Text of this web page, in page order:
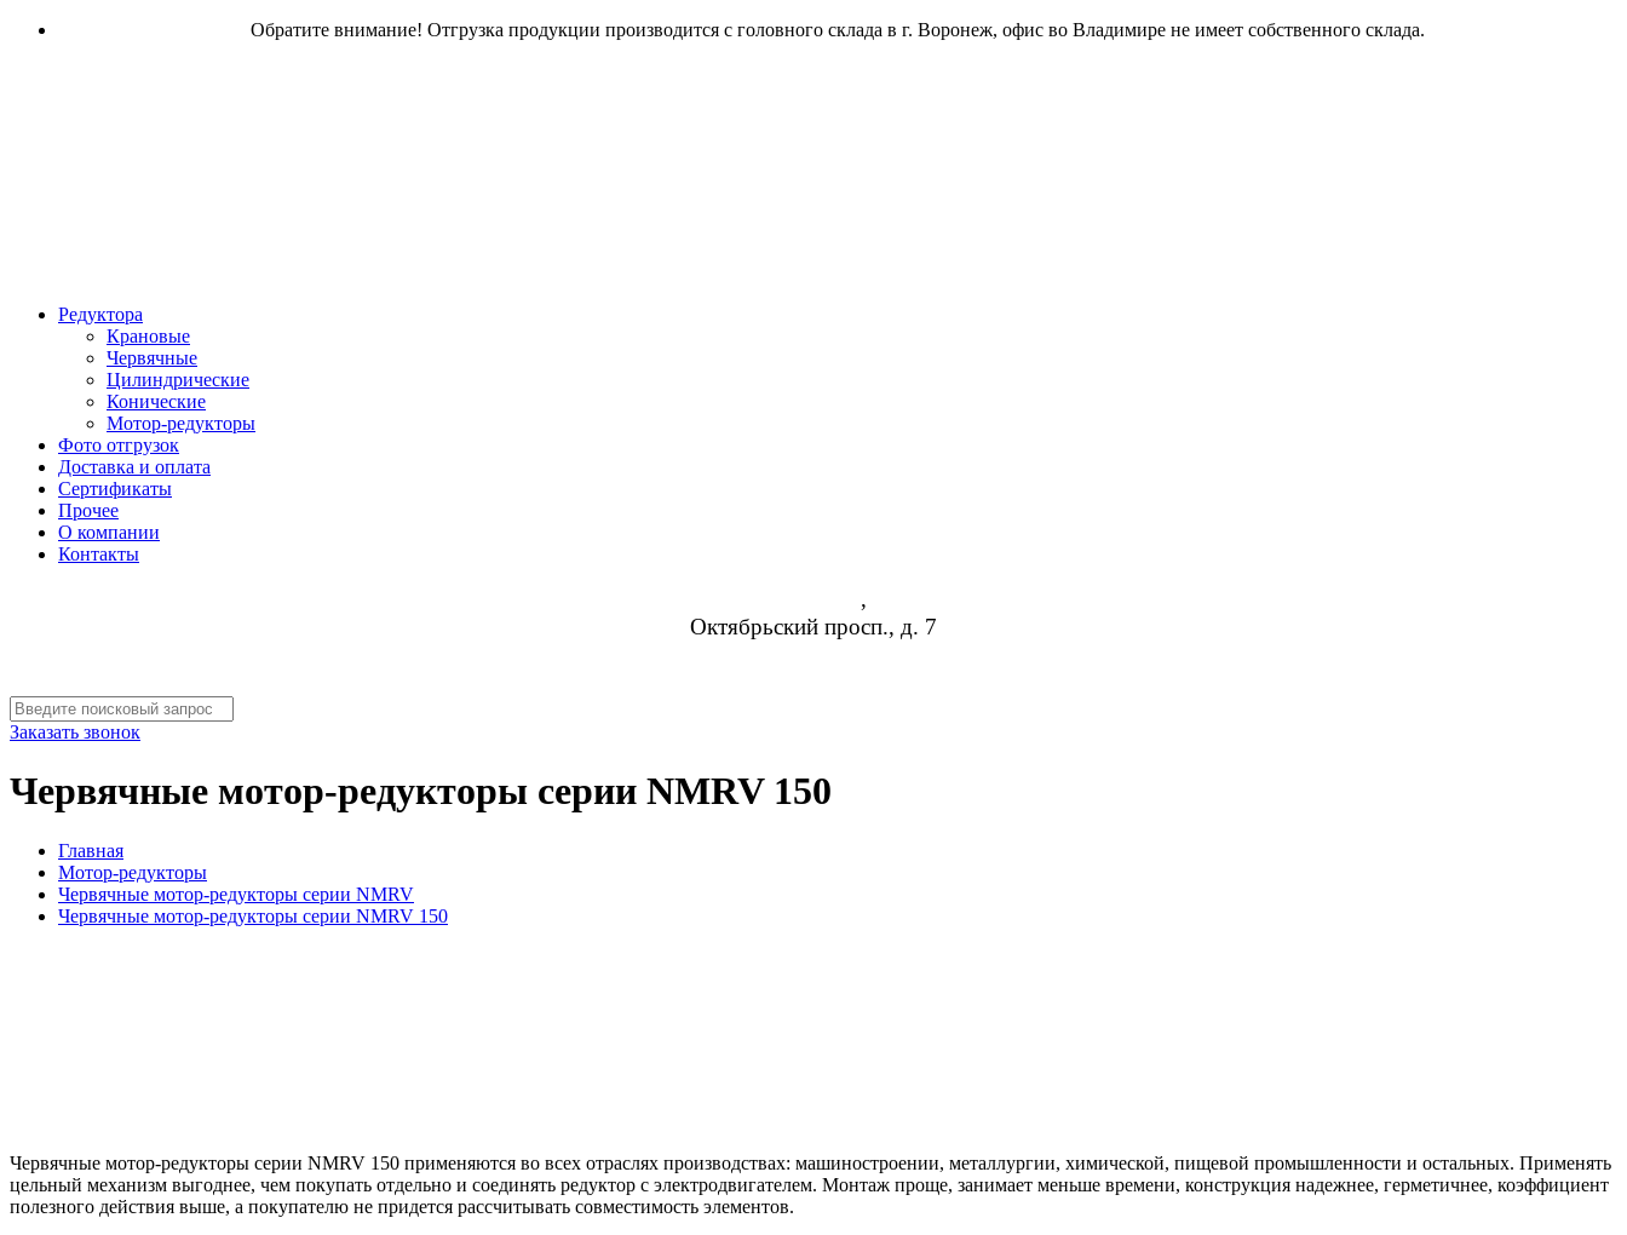
Обратите внимание! Отгрузка продукции производится с головного склада в г. Воронеж, офис во Владимире не имеет собственного склада.
Редуктора
Крановые
Червячные
Цилиндрические
Конические
Мотор-редукторы
Фото отгрузок
Доставка и оплата
Сертификаты
Прочее
О компании
Контакты
,
Октябрьский просп., д. 7
Заказать звонок
Червячные мотор-редукторы серии NMRV 150
Главная
Мотор-редукторы
Червячные мотор-редукторы серии NMRV
Червячные мотор-редукторы серии NMRV 150
Червячные мотор-редукторы серии NMRV 150 применяются во всех отраслях производствах: машиностроении, металлургии, химической, пищевой промышленности и остальных. Применять
цельный механизм выгоднее, чем покупать отдельно и соединять редуктор с электродвигателем. Монтаж проще, занимает меньше времени, конструкция надежнее, герметичнее, коэффициент
полезного действия выше, а покупателю не придется рассчитывать совместимость элементов.